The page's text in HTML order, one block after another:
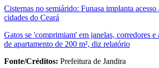
Cisternas no semiárido: Funasa implanta acesso
cidades do Ceará
Gatos se 'comprimiam' em janelas, corredores e
de apartamento de 200 m², diz relatório
Fonte/Créditos: Prefeitura de Jandira